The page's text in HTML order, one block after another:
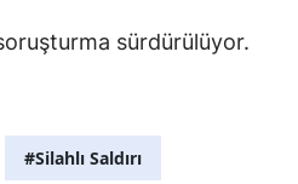
sürdürülüyor.
#Silahlı Saldırı